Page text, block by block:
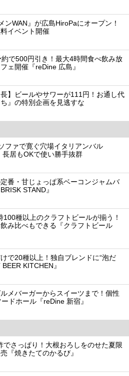
ンWAN』が広島HiroPaにオープン！
イベント開催
で500円引き！最大4時間食べ飲み放
ェ開催『reDine 広島』
長】ビールやサワーが111円！お通し代
』の特別企画を見逃すな
ファで寛ぐ穴場イタリアンバル
長居もOKで使い勝手抜群
番・甘じょっぱ系ベーコンジャムバ
STAND』
100種以上のクラフトビールが揃う！
み比べもできる『クラフトビール
で20種以上！独自ブレンドに“泡だ
KITCHEN』
メバーガーからスイーツまで！個性
ドホール『reDine 新宿』
でさっぱり！大根おろしをのせた夏限
『焼きたてのかるび』